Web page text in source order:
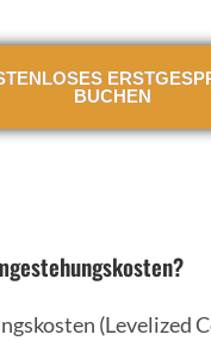
BUCHEN
(Levelized